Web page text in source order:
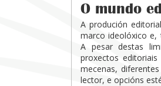
O mundo
A produción
marco ideolóxico e,
A pesar destas
proxectos
mecenas,
lector, e opcións